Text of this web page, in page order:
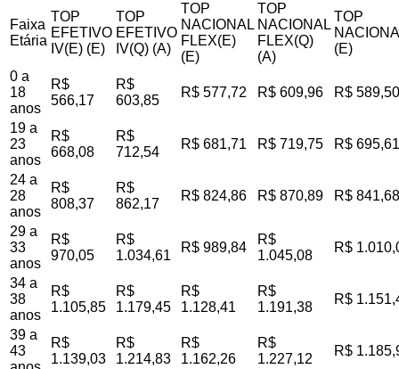
Faixa
Etária
TOP
EFETIVO
IV(E) (E)
TOP
EFETIVO
IV(Q) (A)
TOP
NACIONAL
FLEX(E)
(E)
TOP
NACIONAL
FLEX(Q)
(A)
TOP
(E)
0 a
18
anos
R$
566,17
R$
603,85
R$ 577,72 R$ 609,96 R$ 589,50
19 a
23
anos
R$
668,08
R$
712,54
R$ 681,71 R$ 719,75 R$ 695,61
24 a
28
anos
R$
808,37
R$
862,17
R$ 824,86 R$ 870,89 R$ 841,68
29 a
33
anos
R$
970,05
R$
1.034,61
R$ 989,84
R$
1.045,08
R$
34 a
38
anos
R$
1.105,85
R$
1.179,45
R$
1.128,41
R$
1.191,38
R$
39 a
43
R$
1.139,03
R$
1.214,83
R$
1.162,26
R$
1.227,12
R$